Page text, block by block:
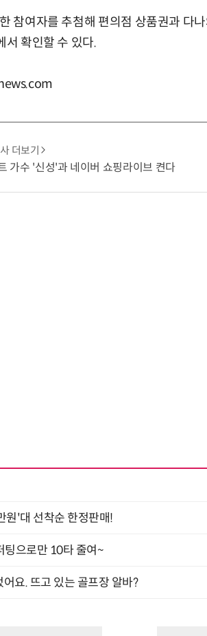
참여자를 추첨해 편의점 상품권과 다
서 확인할 수 있다.
더보기
가수 '신성'과 네이버 쇼핑라이브 켠다
'대 선착순 한정판매!
으로만 10타 줄여~
요. 뜨고 있는 골프장 알바?